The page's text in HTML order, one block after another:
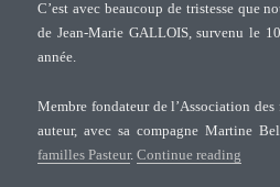
C’est avec beaucoup de tristesse que
de Jean-Marie GALLOIS, survenu le
année.
Membre fondateur de l’Association
auteur, avec sa compagne Martine
familles Pasteur.Continue reading